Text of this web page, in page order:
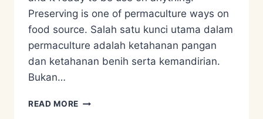
Preserving is one of permaculture ways on
food source. Salah satu kunci utama dalam
permaculture adalah ketahanan pangan
dan ketahanan benih serta kemandirian.
Bukan…
READ MORE FOOD